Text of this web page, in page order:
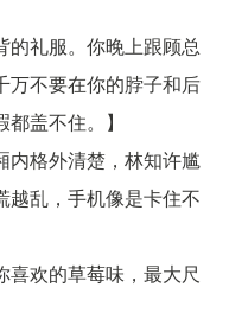
的礼服。你晚上跟顾总
万不要在你的脖子和后
盖不住。】
内格外清楚，林知许尴
越乱，手机像是卡住不
喜欢的草莓味，最大尺